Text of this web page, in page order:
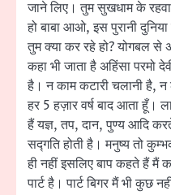
जाने लिए। तुम सुखधाम के
हो बाबा आओ, इस पुरानी
तुम क्या कर रहे हो? योगबल से
कहा भी जाता है अहिंसा परमो
है। न काम कटारी चलानी है,
हर 5 हज़ार वर्ष बाद आता हूँ।
हैं यज्ञ, तप, दान, पुण्य आदि
सद्गति होती है। मनुष्य तो
ही नहीं इसलिए बाप कहते हैं मैं
पार्ट है। पार्ट बिगर मैं भी कुछ